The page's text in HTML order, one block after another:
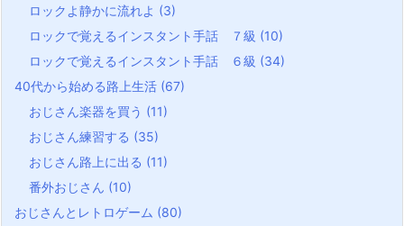
ロックよ静かに流れよ (3)
ロックで覚えるインスタント手話 ７級 (10)
ロックで覚えるインスタント手話 ６級 (34)
40代から始める路上生活 (67)
おじさん楽器を買う (11)
おじさん練習する (35)
おじさん路上に出る (11)
番外おじさん (10)
おじさんとレトロゲーム (80)